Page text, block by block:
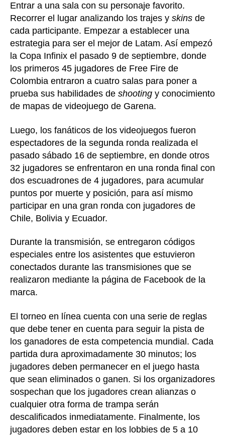
Entrar a una sala con su personaje favorito.
Recorrer el lugar analizando los trajes y skins de
cada participante. Empezar a establecer una
estrategia para ser el mejor de Latam. Así empezó
la Copa Infinix el pasado 9 de septiembre, donde
los primeros 45 jugadores de Free Fire de
Colombia entraron a cuatro salas para poner a
prueba sus habilidades de shooting y conocimiento
de mapas de videojuego de Garena.
Luego, los fanáticos de los videojuegos fueron
espectadores de la segunda ronda realizada el
pasado sábado 16 de septiembre, en donde otros
32 jugadores se enfrentaron en una ronda final con
dos escuadrones de 4 jugadores, para acumular
puntos por muerte y posición, para así mismo
participar en una gran ronda con jugadores de
Chile, Bolivia y Ecuador.
Durante la transmisión, se entregaron códigos
especiales entre los asistentes que estuvieron
conectados durante las transmisiones que se
realizaron mediante la página de Facebook de la
marca.
El torneo en línea cuenta con una serie de reglas
que debe tener en cuenta para seguir la pista de
los ganadores de esta competencia mundial. Cada
partida dura aproximadamente 30 minutos; los
jugadores deben permanecer en el juego hasta
que sean eliminados o ganen. Si los organizadores
sospechan que los jugadores crean alianzas o
cualquier otra forma de trampa serán
descalificados inmediatamente. Finalmente, los
jugadores deben estar en los lobbies de 5 a 10